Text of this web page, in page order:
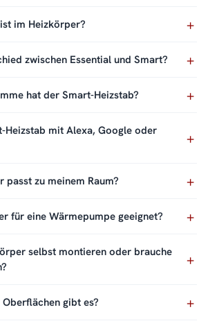
im Heizkörper?
zwischen Essential und Smart?
hat der Smart-Heizstab?
Heizstab mit Alexa, Google oder
zu meinem Raum?
für eine Wärmepumpe geeignet?
selbst montieren oder brauche
gibt es?